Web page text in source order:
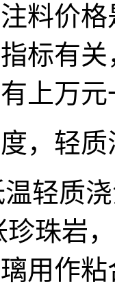
价格
标有
上万
轻质
质浇
珍珠岩
用作